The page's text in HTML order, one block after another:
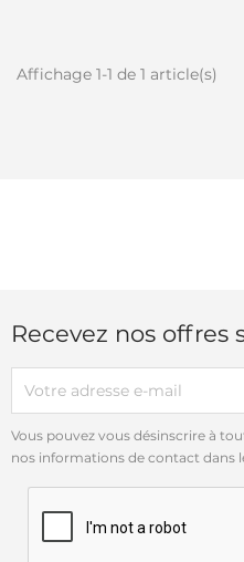
Affichage 1-1 de 1 article(s)
Recevez nos offres
Vous pouvez vous désinscrire à
nos informations de contact dans